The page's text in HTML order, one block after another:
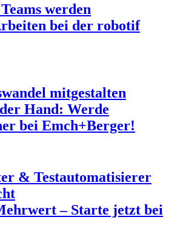
werden
bei der robotif
mitgestalten
Hand: Werde
bei Emch+Berger!
& Testautomatisierer
– Starte jetzt bei